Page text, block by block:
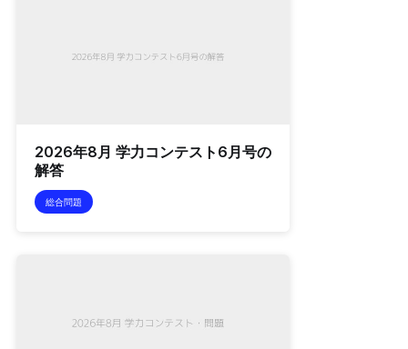
2026年8月 学力コンテスト6月号の
解答
総合問題